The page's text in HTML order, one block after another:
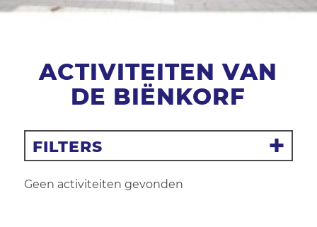
ACTIVITEITEN VAN
DE BIËNKORF
FILTERS
Filter resetten
Geen activiteiten gevonden